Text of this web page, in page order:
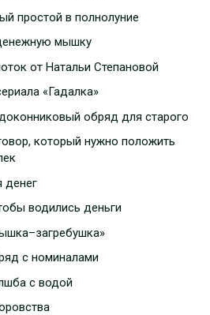
простой в полнолуние
мышку
от Натальи Степановой
«Гадалка»
обряд для старого
который нужно положить
денег
водились деньги
с номиналами
с водой